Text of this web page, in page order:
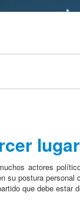
actores
su postura
que debe estar